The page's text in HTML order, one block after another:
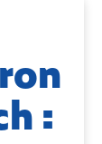
: